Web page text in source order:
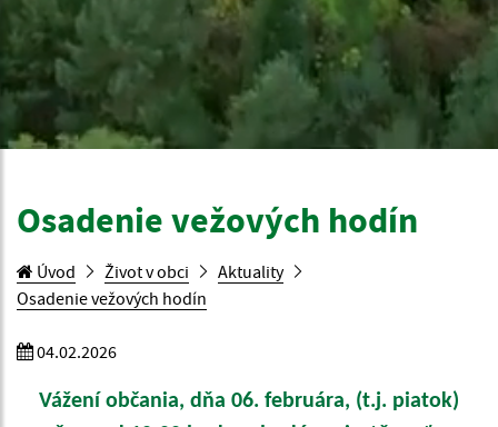
Osadenie vežových hodín
Úvod Život v obci
Aktuality
Osadenie vežových hodín
04.02.2026
Vážení občania, dňa 06. februára, (t.j. piatok)